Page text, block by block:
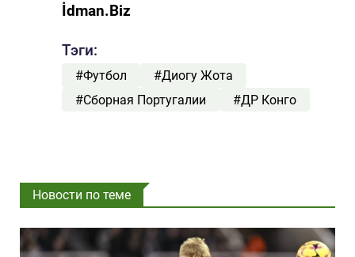
İdman.Biz
Тэги:
#Футбол
#Диогу Жота
#Сборная Португалии
#ДР Конго
Новости по теме